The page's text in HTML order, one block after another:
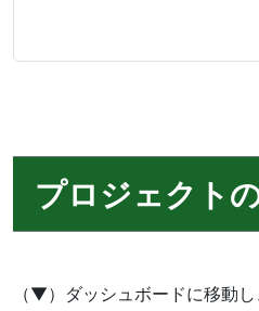
プロジェクト
（▼）ダッシュボードに移動